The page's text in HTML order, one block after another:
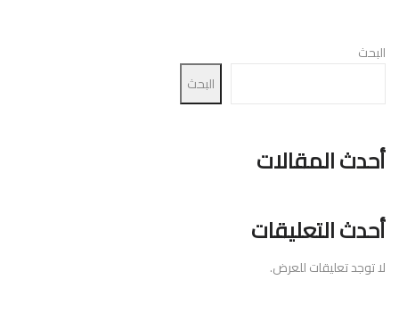
البحث
البحث
أحدث المقالات
أحدث التعليقات
لا توجد تعليقات للعرض.